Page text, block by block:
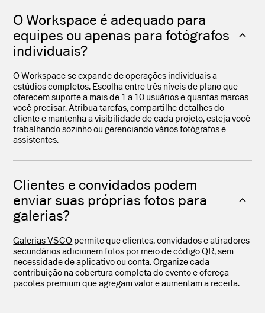
O Workspace é adequado para
equipes ou apenas para fotógrafos
individuais?
O Workspace se expande de operações individuais a
estúdios completos. Escolha entre três níveis de plano que
oferecem suporte a mais de 1 a 10 usuários e quantas marcas
você precisar. Atribua tarefas, compartilhe detalhes do
cliente e mantenha a visibilidade de cada projeto, esteja você
trabalhando sozinho ou gerenciando vários fotógrafos e
assistentes.
Clientes e convidados podem
enviar suas próprias fotos para
galerias?
Galerias VSCO permite que clientes, convidados e atiradores
secundários adicionem fotos por meio de código QR, sem
necessidade de aplicativo ou conta. Organize cada
contribuição na cobertura completa do evento e ofereça
pacotes premium que agregam valor e aumentam a receita.